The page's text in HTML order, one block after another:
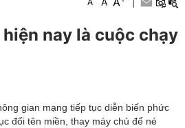
nay là cuộc chạy
gian mạng tiếp tục diễn biến phức
đổi tên miền, thay máy chủ để né